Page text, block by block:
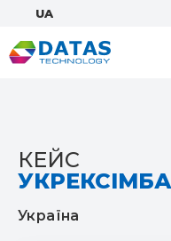
UA:
КЕЙС
Україна